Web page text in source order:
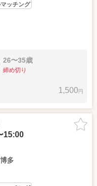
ッチング
26〜35歳
締め切り
1,500円
15:00
多